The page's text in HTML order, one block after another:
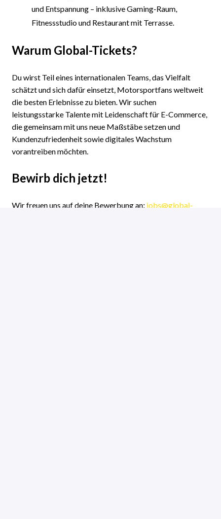
und Entspannung – inklusive Gaming-Raum,
Fitnessstudio und Restaurant mit Terrasse.
Warum Global-Tickets?
Du wirst Teil eines internationalen Teams, das Vielfalt
schätzt und sich dafür einsetzt, Motorsportfans weltweit
die besten Erlebnisse zu bieten. Wir suchen
leistungsstarke Talente mit Leidenschaft für E-Commerce,
die gemeinsam mit uns neue Maßstäbe setzen und
Kundenzufriedenheit sowie digitales Wachstum
vorantreiben möchten.
Bewirb dich jetzt!
Wir freuen uns auf deine Bewerbung an: jobs@global-